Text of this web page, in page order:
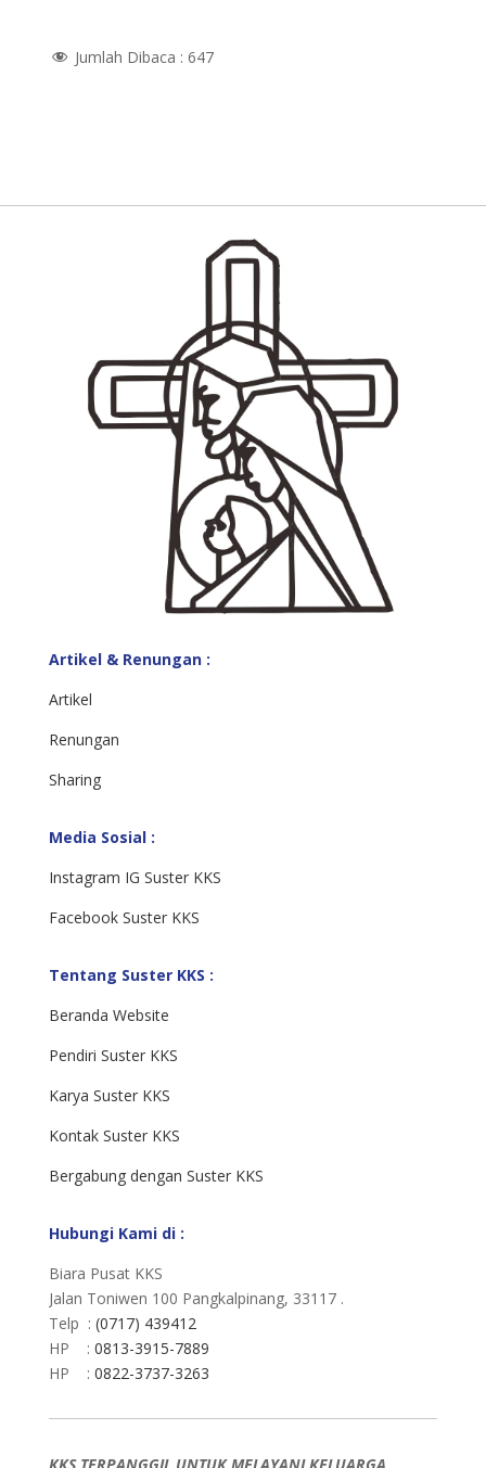
Jumlah Dibaca : 647
Artikel & Renungan :
Artikel
Renungan
Sharing
Media Sosial :
Instagram IG Suster KKS
Facebook Suster KKS
Tentang Suster KKS :
Beranda Website
Pendiri Suster KKS
Karya Suster KKS
Kontak Suster KKS
Bergabung dengan Suster KKS
Hubungi Kami di :
Biara Pusat KKS
Jalan Toniwen 100 Pangkalpinang, 33117 .
Telp : (0717) 439412
HP : 0813-3915-7889
HP : 0822-3737-3263